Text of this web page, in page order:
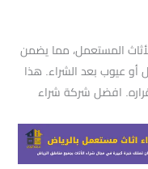
المستعمل، مما يضمن
أو عيوب بعد الشراء. هذا
افضل شركة شراء